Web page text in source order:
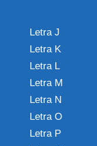
Letra J
Letra K
Letra L
Letra M
Letra N
Letra O
Letra P